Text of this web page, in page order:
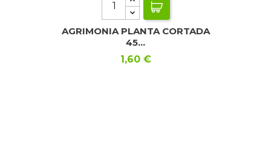
AGRIMONIA PLANTA CORTADA
45...
Precio
1,60 €